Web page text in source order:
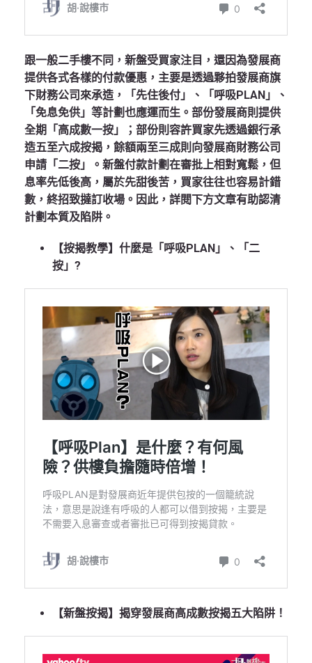
跟一般二手樓不同，新盤受買家注目，還因為發展商
提供各式各樣的付款優惠，主要是透過夥拍發展商旗
下財務公司來承造，「先住後付」、「呼吸PLAN」、
「免息免供」等計劃也應運而生。部份發展商則提供
全期「高成數一按」；部份則容許買家先透過銀行承
造五至六成按揭，餘額兩至三成則向發展商財務公司
申請「二按」。新盤付款計劃在審批上相對寬鬆，但
息率先低後高，屬於先甜後苦，買家往往也容易計錯
數，終招致撻訂收場。因此，詳閱下方文章有助認清
計劃本質及陷阱。
【按揭教學】什麼是「呼吸PLAN」、「二
按」?
【新盤按揭】揭穿發展商高成數按揭五大陷阱！